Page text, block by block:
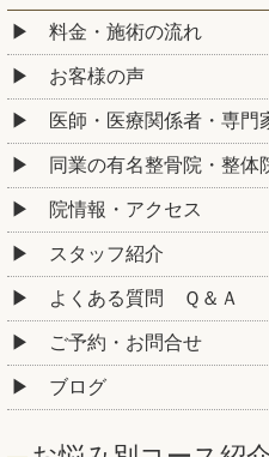
料金・施術の流れ
お客様の声
医師・医療関係者・専門
同業の有名整骨院・整体
院情報・アクセス
スタッフ紹介
よくある質問 Ｑ＆Ａ
ご予約・お問合せ
ブログ